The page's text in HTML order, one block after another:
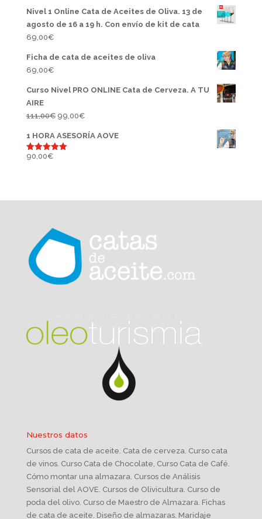
Nivel 1 Online Cata de Aceites de Oliva. 13 de
agosto de 16 a 19 h. Con envío de kit de cata
69,00€
Ficha de cata de aceites de oliva
69,00€
Curso Nivel PRO ONLINE Cata de Cerveza. A TU
AIRE
111,00€ El
original
99,00€El
actual
1 HORA ASESORÍA AOVE
Valorado
90,00€
Nuestros datos
Cursos de cata de aceite. Cata de cerveza. Curso cata
de vinos. Curso Cata de Chocolate, Curso Cata de Café.
Cómo montar una almazara. Cursos de Análisis
Sensorial del AOVE. Cursos de Olivicultura. Curso de
poda del olivo. Curso de Maestro de Almazara. Fichas
de cata de aceite. Diseño de almazaras. Maridaje